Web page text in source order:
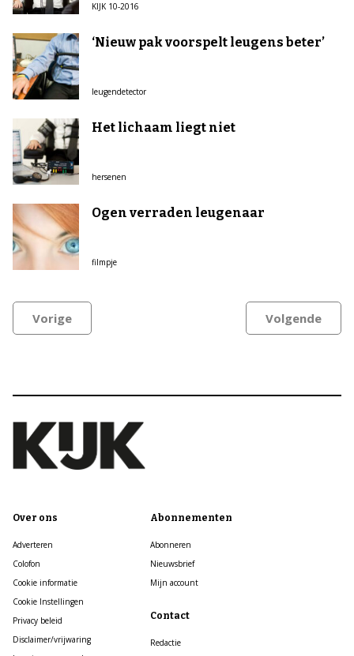
KIJK 10-2016
‘Nieuw pak voorspelt leugens beter’
leugendetector
Het lichaam liegt niet
hersenen
Ogen verraden leugenaar
filmpje
Vorige Volgende
Over ons
Adverteren
Colofon
Cookie informatie
Cookie Instellingen
Privacy beleid
Disclaimer/vrijwaring
Abonnementen
Abonneren
Nieuwsbrief
Mijn account
Contact
Redactie